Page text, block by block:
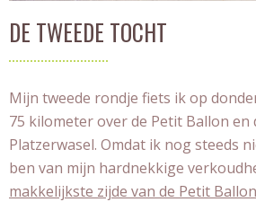
DE TWEEDE TOCHT
Mijn tweede rondje fiets ik op
75 kilometer over de Petit Ballon en
Platzerwasel. Omdat ik nog steeds
ben van mijn hardnekkige
makkelijkste zijde van de Petit Ballon